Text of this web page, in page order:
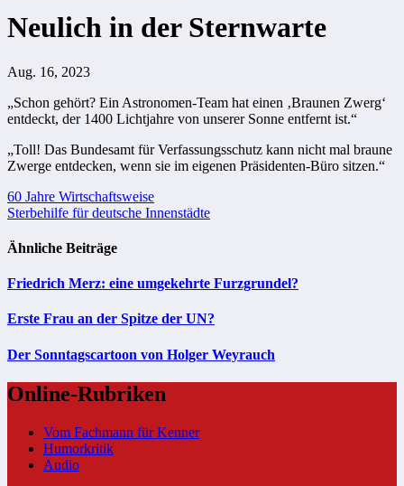
Neulich in der Sternwarte
Aug. 16, 2023
„Schon gehört? Ein Astronomen-Team hat einen ‚Braunen Zwerg‘
entdeckt, der 1400 Lichtjahre von unserer Sonne entfernt ist.“
„Toll! Das Bundesamt für Verfassungsschutz kann nicht mal braune
Zwerge entdecken, wenn sie im eigenen Präsidenten-Büro sitzen.“
Beitragsnavigation
60 Jahre Wirtschaftsweise
Sterbehilfe für deutsche Innenstädte
Ähnliche Beiträge
Friedrich Merz: eine umgekehrte Furzgrundel?
Erste Frau an der Spitze der UN?
Der Sonntagscartoon von Holger Weyrauch
Online-Rubriken
Vom Fachmann für Kenner
Humorkritik
Audio